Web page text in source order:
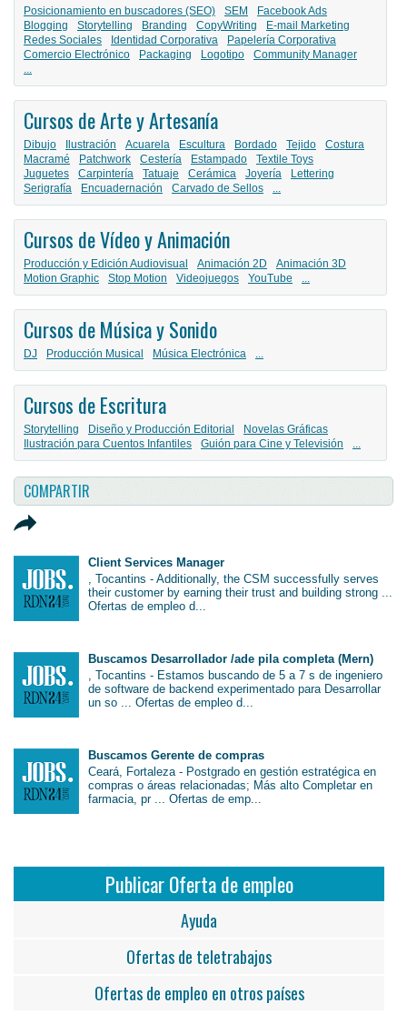
Posicionamiento en buscadores (SEO) SEM
Facebook Ads
Blogging
Storytelling Branding CopyWriting
E-mail Marketing
Redes Sociales
Identidad Corporativa
Papelería Corporativa
Comercio Electrónico
Packaging Logotipo
Community Manager
...
Cursos de Arte y Artesanía
Dibujo Ilustración Acuarela Escultura Bordado Tejido
Costura
Macramé
Patchwork Cestería Estampado
Textile Toys
Juguetes
Carpintería Tatuaje Cerámica Joyería
Lettering
Serigrafía
Encuadernación Carvado de Sellos ...
Cursos de Vídeo y Animación
Producción y Edición Audiovisual Animación 2D
Animación 3D
Motion Graphic
Stop Motion Videojuegos YouTube ...
Cursos de Música y Sonido
DJ Producción Musical Música Electrónica ...
Cursos de Escritura
Storytelling Diseño y Producción Editorial
Novelas Gráficas
Ilustración para Cuentos Infantiles
Guión para Cine y Televisión ...
COMPARTIR
Client Services Manager
, Tocantins - Additionally, the CSM successfully serves
their customer by earning their trust and building strong ...
Ofertas de empleo d...
Buscamos Desarrollador /ade pila completa (Mern)
, Tocantins - Estamos buscando de 5 a 7 s de ingeniero
de software de backend experimentado para Desarrollar
un so ... Ofertas de empleo d...
Buscamos Gerente de compras
Ceará, Fortaleza - Postgrado en gestión estratégica en
compras o áreas relacionadas; Más alto Completar en
farmacia, pr ... Ofertas de emp...
Publicar Oferta de empleo
Ayuda
Ofertas de teletrabajos
Ofertas de empleo en otros países